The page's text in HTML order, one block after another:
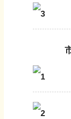
3
1
2